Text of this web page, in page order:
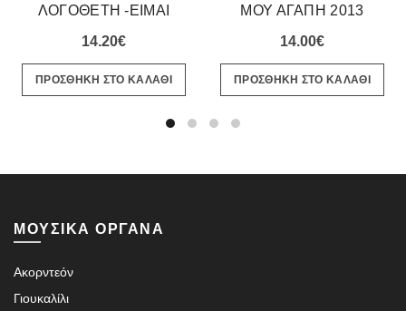
ΛΟΓΟΘΕΤΗ -ΕΙΜΑΙ
14.20€
ΠΡΟΣΘΗΚΗ ΣΤΟ ΚΑΛΑΘΙ
ΜΟΥ ΑΓΑΠΗ 2013
14.00€
ΠΡΟΣΘΗΚΗ ΣΤΟ ΚΑΛΑΘΙ
ΜΟΥΣΙΚΑ ΟΡΓΑΝΑ
Ακορντεόν
Γιουκαλίλι